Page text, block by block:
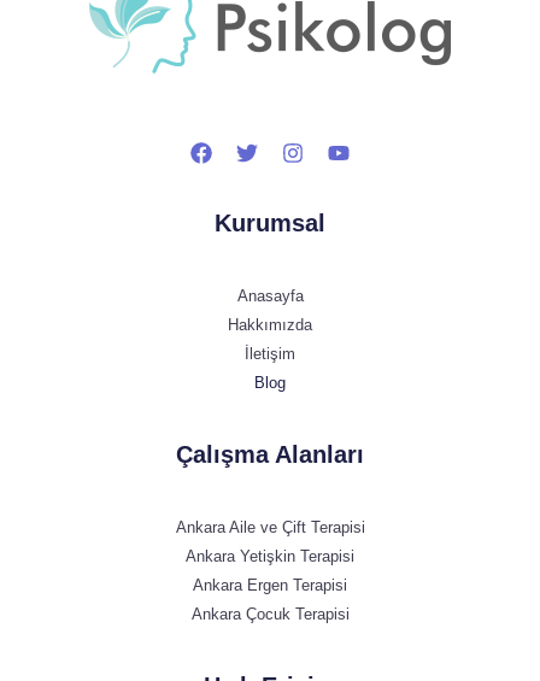
Kurumsal
Anasayfa
Hakkımızda
İletişim
Blog
Çalışma Alanları
Ankara Aile ve Çift Terapisi
Ankara Yetişkin Terapisi
Ankara Ergen Terapisi
Ankara Çocuk Terapisi